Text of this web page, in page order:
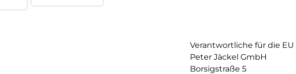
Verantwortliche für die EU
Peter Jäckel GmbH
Borsigstraße 5